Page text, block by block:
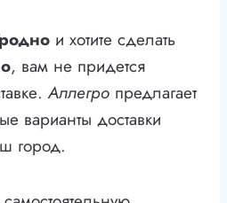
и хотите сделать
, вам не придется
Аллегро предлагает
варианты доставки
город.